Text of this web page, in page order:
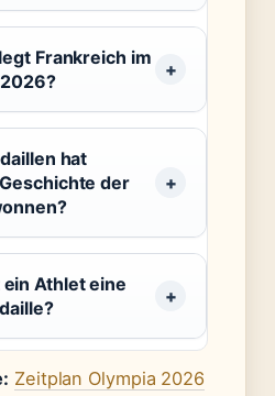
Frankreich im
hat
der
Athlet eine
Zeitplan Olympia 2026